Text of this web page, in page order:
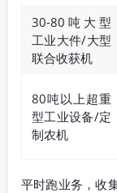
30-80吨大型
工业大件/大型
联合收获机
80吨以上超重
型工业设备/定
制农机
平时跑业务，收